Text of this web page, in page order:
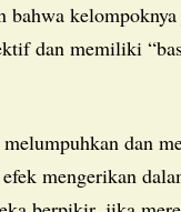
dan memiliki
mengerikan